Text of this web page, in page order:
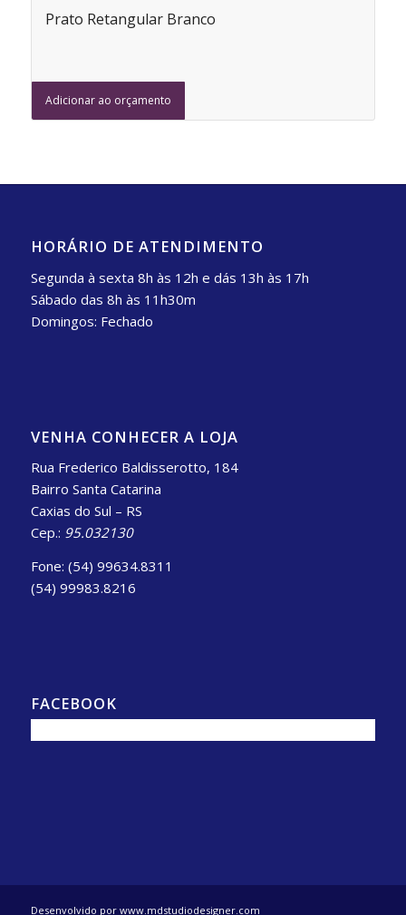
Prato Retangular Branco
Adicionar ao orçamento
HORÁRIO DE ATENDIMENTO
Segunda à sexta 8h às 12h e dás 13h às 17h
Sábado das 8h às 11h30m
Domingos: Fechado
VENHA CONHECER A LOJA
Rua Frederico Baldisserotto, 184
Bairro Santa Catarina
Caxias do Sul – RS
Cep.: 95.032130
Fone: (54) 99634.8311
(54) 99983.8216
FACEBOOK
Desenvolvido por www.mdstudiodesigner.com